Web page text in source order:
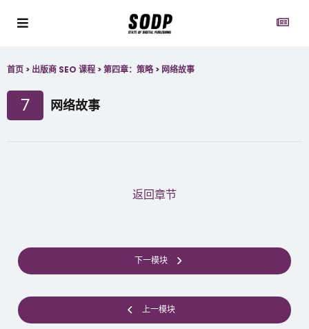
首页 > 出版商 SEO 课程 >第四章：策略> 网络故事
7 网络故事
上一模块
返回章节
下一模块